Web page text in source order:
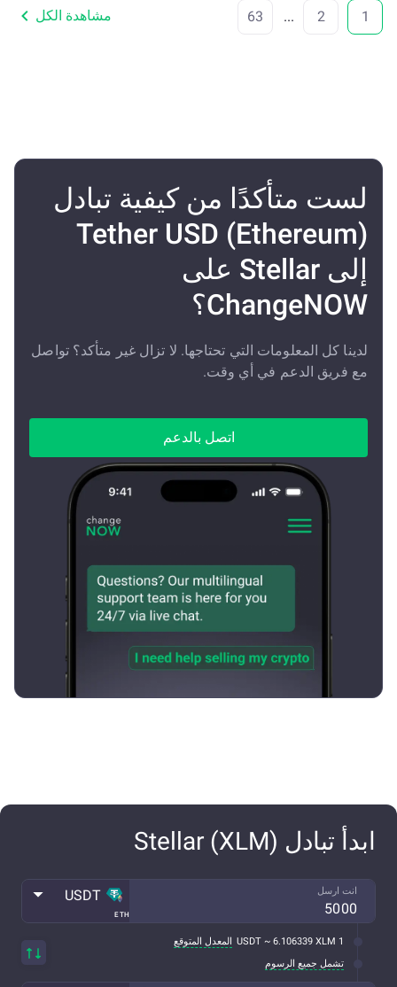
1
2
...
63 مشاهدة الكل
لست متأكدًا من كيفية تبادل
Tether USD (Ethereum)
إلى Stellar على
ChangeNOW؟
لدينا كل المعلومات التي تحتاجها. لا تزال غير متأكد؟ تواصل
مع فريق الدعم في أي وقت.
اتصل بالدعم
ابدأ تبادل Stellar (XLM)
انت ارسل
ETH
USDT
1 USDT ~ 6.106339 XLM
المعدل المتوقع
تشمل جميع الرسوم